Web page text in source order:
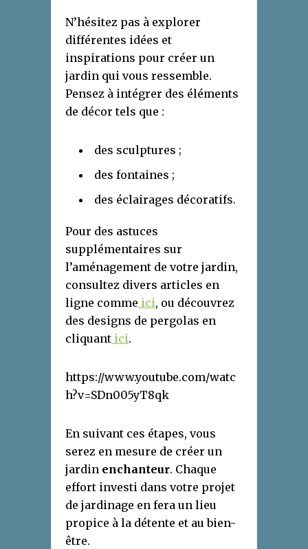
N’hésitez pas à explorer
différentes idées et
inspirations pour créer un
jardin qui vous ressemble.
Pensez à intégrer des éléments
de décor tels que :
des sculptures ;
des fontaines ;
des éclairages décoratifs.
Pour des astuces
supplémentaires sur
l’aménagement de votre jardin,
consultez divers articles en
ligne comme ici, ou découvrez
des designs de pergolas en
cliquant ici.
https://www.youtube.com/watc
h?v=SDn005yT8qk
En suivant ces étapes, vous
serez en mesure de créer un
jardin enchanteur. Chaque
effort investi dans votre projet
de jardinage en fera un lieu
propice à la détente et au bien-
être.